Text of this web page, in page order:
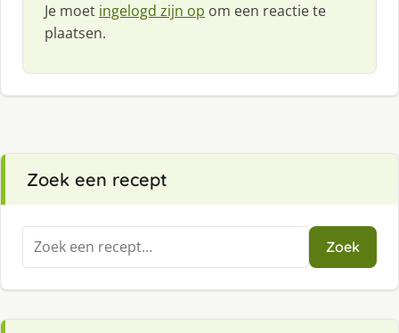
Je moet ingelogd zijn op om een reactie te
plaatsen.
Zoek een recept
Zoeken
naar:
Zoek